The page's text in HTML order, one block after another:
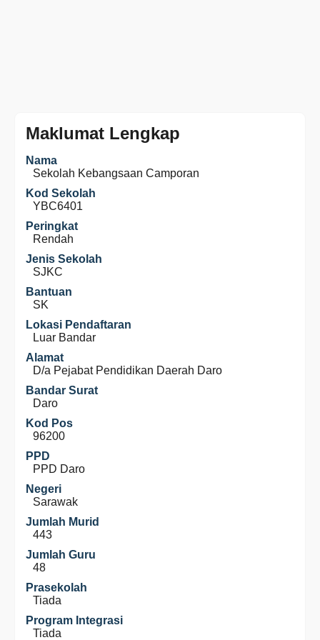
Maklumat Lengkap
Nama
Sekolah Kebangsaan Camporan
Kod Sekolah
YBC6401
Peringkat
Rendah
Jenis Sekolah
SJKC
Bantuan
SK
Lokasi Pendaftaran
Luar Bandar
Alamat
D/a Pejabat Pendidikan Daerah Daro
Bandar Surat
Daro
Kod Pos
96200
PPD
PPD Daro
Negeri
Sarawak
Jumlah Murid
443
Jumlah Guru
48
Prasekolah
Tiada
Program Integrasi
Tiada